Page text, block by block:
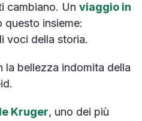
cambiano. Un viaggio in
questo insieme:
voci della storia.
bellezza indomita della
Kruger, uno dei più